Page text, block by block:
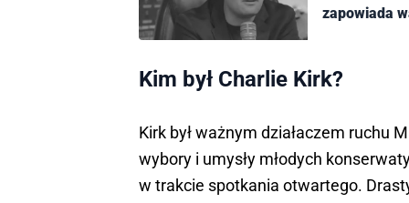
zapowiada
Kim był Charlie Kirk?
Kirk był ważnym działaczem ruchu
wybory i umysły młodych
w trakcie spotkania otwartego.